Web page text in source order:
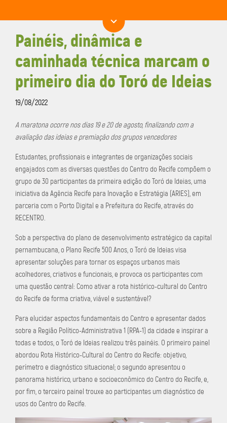
Painéis, dinâmica e
caminhada técnica marcam o
primeiro dia do Toró de Ideias
19/08/2022
A maratona ocorre nos dias 19 e 20 de agosto, finalizando com a
avaliação das ideias e premiação dos grupos vencedores
Estudantes, profissionais e integrantes de organizações sociais
engajados com as diversas questões do Centro do Recife compõem o
grupo de 30 participantes da primeira edição do Toró de Ideias, uma
iniciativa da Agência Recife para Inovação e Estratégia (ARIES), em
parceria com o Porto Digital e a Prefeitura do Recife, através do
RECENTRO.
Sob a perspectiva do plano de desenvolvimento estratégico da capital
pernambucana, o Plano Recife 500 Anos, o Toró de Ideias visa
apresentar soluções para tornar os espaços urbanos mais
acolhedores, criativos e funcionais, e provoca os participantes com
uma questão central: Como ativar a rota histórico-cultural do Centro
do Recife de forma criativa, viável e sustentável?
Para elucidar aspectos fundamentais do Centro e apresentar dados
sobre a Região Político-Administrativa 1 (RPA-1) da cidade e inspirar a
todas e todos, o Toró de Ideias realizou três painéis. O primeiro painel
abordou Rota Histórico-Cultural do Centro do Recife: objetivo,
perímetro e diagnóstico situacional; o segundo apresentou o
panorama histórico, urbano e socioeconômico do Centro do Recife, e,
por fim, o terceiro painel trouxe ao participantes um diagnóstico de
usos do Centro do Recife.